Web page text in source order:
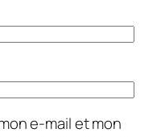
e-mail et mon